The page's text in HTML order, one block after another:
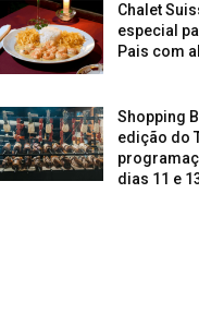
Chalet
especial
Pais com
Shopping
edição do
dias 11 e